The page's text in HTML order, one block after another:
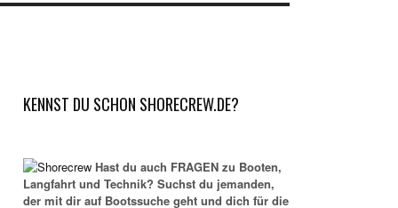
KENNST DU SCHON SHORECREW.DE?
Hast du auch FRAGEN zu Booten,
Langfahrt und Technik? Suchst du jemanden,
der mit dir auf Bootssuche geht und dich für die